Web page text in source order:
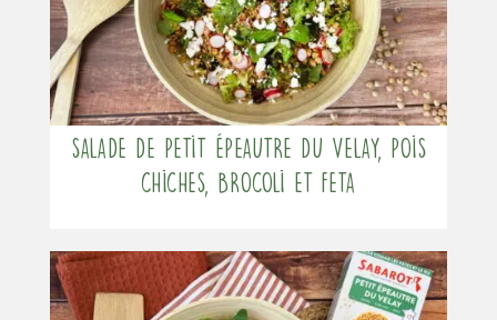
Salade de Petit Épeautre du Velay, pois
chiches, brocoli et feta